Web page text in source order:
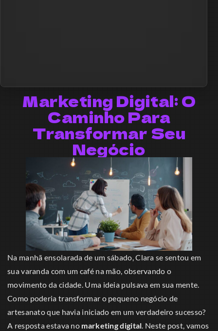
Marketing Digital: O
Caminho Para
Transformar Seu
Negócio
Na manhã ensolarada de um sábado, Clara se sentou em
sua varanda com um café na mão, observando o
movimento da cidade. Uma ideia pulsava em sua mente.
Como poderia transformar o pequeno negócio de
artesanato que havia iniciado em um verdadeiro sucesso?
A resposta estava no marketing digital. Neste post, vamos